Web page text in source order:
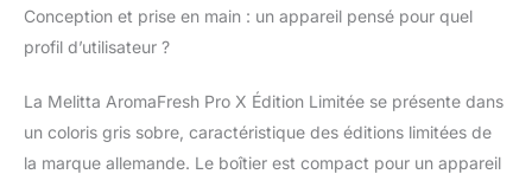
vous diposez de onze
allant de grossier à fin;
obtenez un résultat en
tasse de qualité et un
café riche en arômes
Conception et prise en main : un appareil pensé pour quel
profil d’utilisateur ?
La Melitta AromaFresh Pro X Édition Limitée se présente dans
un coloris gris sobre, caractéristique des éditions limitées de
la marque allemande. Le boîtier est compact pour un appareil